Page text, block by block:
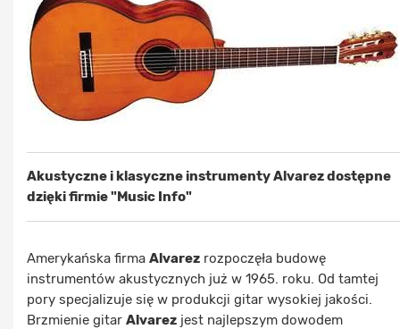
Akustyczne i klasyczne instrumentyAlvarezdostępne
dzięki firmie"Music Info"
Amerykańska firma Alvarez rozpoczęła budowę
instrumentów akustycznych już w 1965. roku. Od tamtej
pory specjalizuje się w produkcji gitar wysokiej jakości.
Brzmienie gitar Alvarez jest najlepszym dowodem